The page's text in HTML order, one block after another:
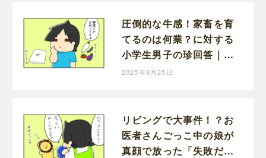
圧倒的な牛感！家畜を育
てるのは何業？に対する
小学生男子の珍回答｜
mochikoの育児マンガ
2025年9月25日
リビングで大事件！？お
医者さんごっこ中の娘が
真顔で放った「失敗だ」